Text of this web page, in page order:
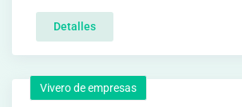
Detalles
Vivero de empresas